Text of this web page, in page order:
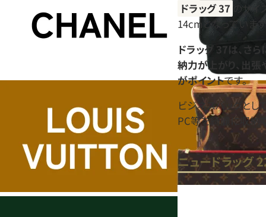
ドラッグ 37 のサ
14cmとなっています
ドラッグ 37は、さ
納力が上がり、出
がポイントです。
ビジネスバッグと
PC等を綺麗に収納
ニュードラッグ